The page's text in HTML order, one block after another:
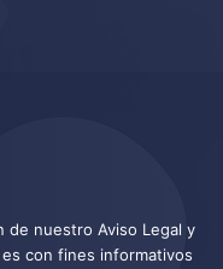
de nuestro Aviso Legal y
con fines informativos